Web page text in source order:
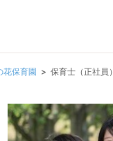
花保育園 保育士（正社員）